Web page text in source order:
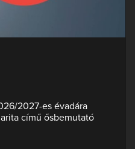
2027-es évadára
című ősbemutató